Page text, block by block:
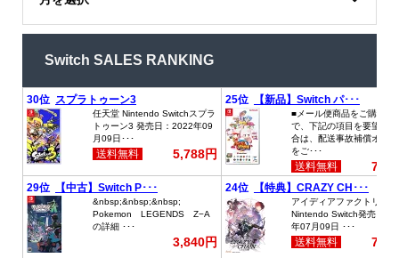
Switch SALES RANKING